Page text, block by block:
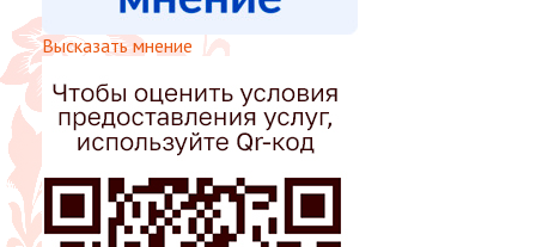
Высказать мнение